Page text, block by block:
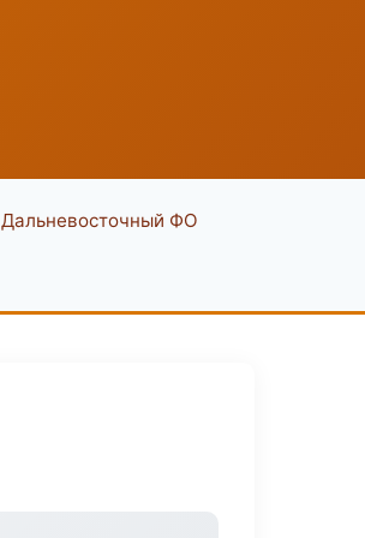
Дальневосточный ФО